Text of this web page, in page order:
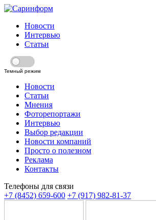
Новости
Интервью
Статьи
Темный режим
Новости
Статьи
Мнения
Фоторепортажи
Интервью
Выбор редакции
Новости компаний
Просто о полезном
Реклама
Контакты
Телефоны для связи
+7 (8452) 659-600 +7 (917) 982-81-37